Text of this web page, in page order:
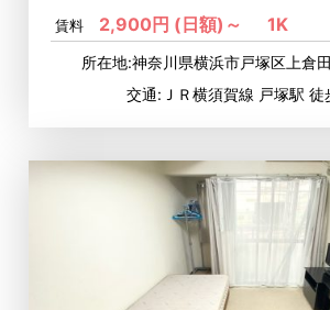
賃料 2,900円 (日額)～ 1K
所在地:神奈川県横浜市戸塚区上
交通:ＪＲ横須賀線 戸塚駅 徒